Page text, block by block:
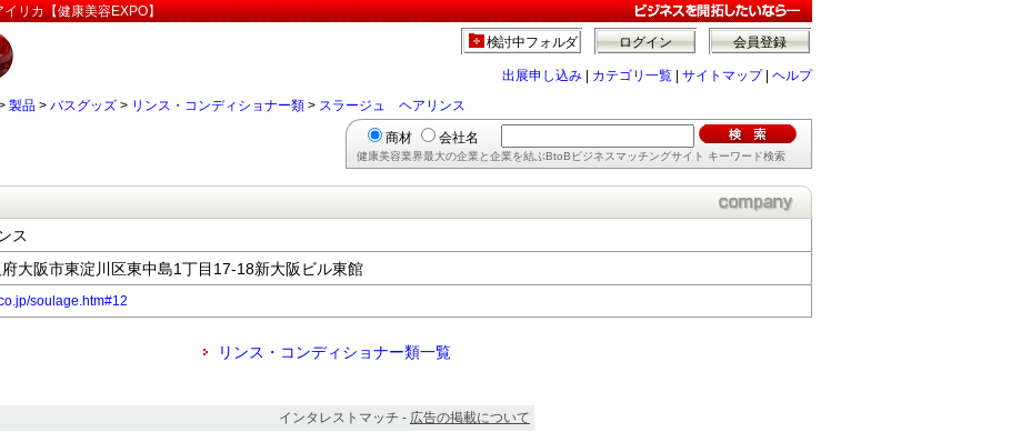
リカ【健康美容EXPO】
会員登録
ログイン
検討中フォルダ
出展申し込み カテゴリ一覧 サイトマップ| ヘルプ
製品 > バスグッズ > リンス・コンディショナー類 > スラージュ ヘアリンス
商材 会社名
健康美容業界最大の企業と企業を結ぶBtoBビジネスマッチングサイト キーワード検索
ス
大阪市東淀川区東中島1丁目17-18新大阪ビル東館
soulage.htm#12
リンス・コンディショナー類一覧
インタレストマッチ - 広告の掲載について